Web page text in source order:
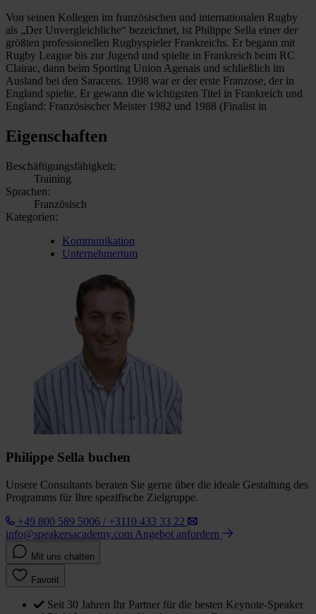
Von seinen Kollegen im französischen und internationalen Rugby
als „Der Unvergleichliche“ bezeichnet, ist Philippe Sella einer der
größten professionellen Rugbyspieler Frankreichs. Er begann mit
Rugby League bis zur Jugend und spielte in Frankreich beim RC
Clairac, dann beim Sporting Union Agenais und schließlich im
Ausland bei den Saracens. 1998 war er der erste Franzose, der in
England spielte. Er gewann die wichtigsten Titel in Frankreich und
England: Französischer Meister 1982 und 1988 (Finalist in
Eigenschaften
Beschäftigungsfähigkeit:
Training
Sprachen:
Französisch
Kategorien:
Kommunikation
Unternehmertum
Philippe Sella buchen
Unsere Consultants beraten Sie gerne über die ideale Gestaltung des
Programms für Ihre spezifische Zielgruppe.
+49 800 589 5006 / +3110 433 33 22
info@speakersacademy.com Angebot anfordern
Mit uns chatten
Favorit
Seit 30 Jahren Ihr Partner für die besten Keynote-Speaker